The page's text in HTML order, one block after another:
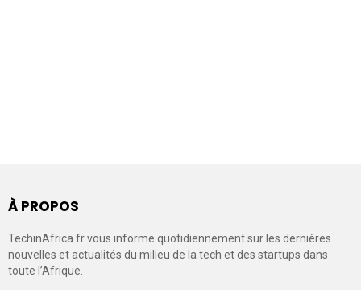
À PROPOS
TechinAfrica.fr vous informe quotidiennement sur les dernières
nouvelles et actualités du milieu de la tech et des startups dans
toute l’Afrique.